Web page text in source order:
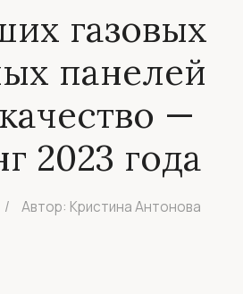
газовых
панелей
—
2023 года
/ Автор: Кристина Антонова